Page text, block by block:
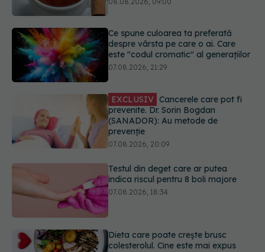
EXCLUSIV Cancerele care pot fi
prevenite. Dr. Sorin Bogdan
(SANADOR): Au metode de
Testul din deget care ar putea
indica riscul pentru 8 boli majore
07.08.2026, 18:34
Dieta care poate crește brusc
colesterolul. Cine este mai expus
Ceaiul care ajută organismul să
URMĂREȘTE-NE ȘI PE: